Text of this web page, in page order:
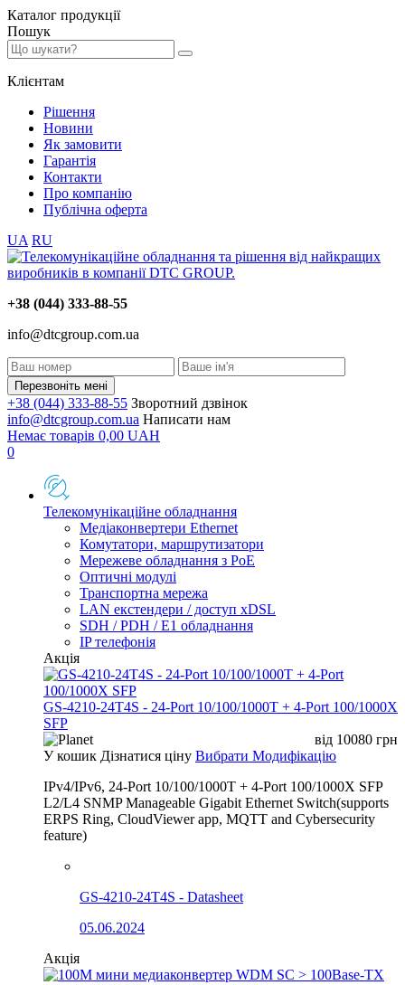
Каталог продукції
Пошук
Клієнтам
Рішення
Новини
Як замовити
Гарантія
Контакти
Про компанію
Публічна оферта
UA RU
+38 (044) 333-88-55
info@dtcgroup.com.ua
Перезвоніть мені
+38 (044) 333-88-55 Зворотний дзвінок
info@dtcgroup.com.ua Написати нам
Немає товарів 0,00 UAH
0
Телекомунікаційне обладнання
Медіаконвертери Ethernet
Комутатори, маршрутизатори
Мережеве обладнання з PoE
Оптичні модулі
Транспортна мережа
LAN екстендери / доступ xDSL
SDH / PDH / E1 обладнання
IP телефонія
Акція
GS-4210-24T4S - 24-Port 10/100/1000T + 4-Port 100/1000X
SFP
від 10080 грн
У кошик Дізнатися ціну Вибрати Модифікацію
IPv4/IPv6, 24-Port 10/100/1000T + 4-Port 100/1000X SFP
L2/L4 SNMP Manageable Gigabit Ethernet Switch(supports
ERPS Ring, CloudViewer app, MQTT and Cybersecurity
feature)
GS-4210-24T4S - Datasheet
05.06.2024
Акція